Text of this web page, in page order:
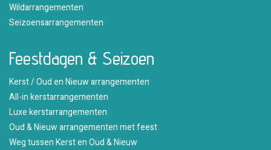
Wildarrangementen
Seizoensarrangementen
Feestdagen & Seizoen
Kerst / Oud en Nieuw arrangementen
All-in kerstarrangementen
Luxe kerstarrangementen
Oud & Nieuw arrangementen met feest
Weg tussen Kerst en Oud & Nieuw